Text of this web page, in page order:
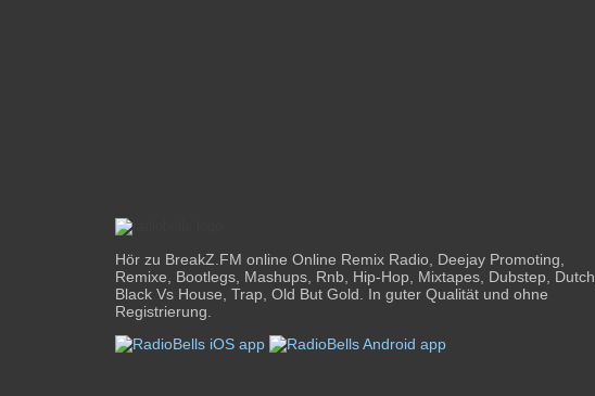
Hör zu BreakZ.FM online Online Remix Radio, Deejay Promoting,
Remixe, Bootlegs, Mashups, Rnb, Hip-Hop, Mixtapes, Dubstep, Dutch,
Black Vs House, Trap, Old But Gold. In guter Qualität und ohne
Registrierung.